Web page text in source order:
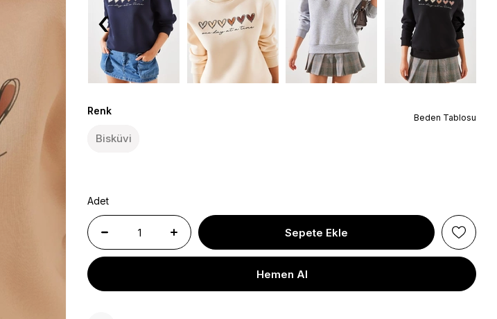
‹ ›
Renk
Bisküvi
Beden Tablosu
Adet